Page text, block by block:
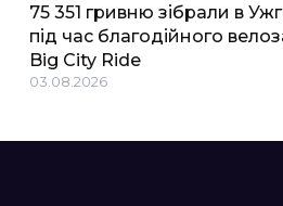
75 351 гривню зібрали в
під час благодійного
Big Сity Ride
03.08.2026